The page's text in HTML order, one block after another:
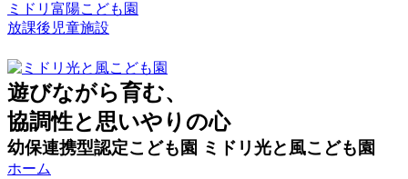
ミドリ富陽こども園
放課後児童施設
遊びながら育む、
協調性と思いやりの心
幼保連携型認定こども園 ミドリ光と風こども園
ホーム